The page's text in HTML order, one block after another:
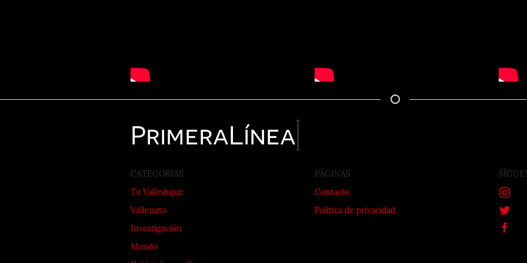
PrimeraLínea
CATEGORIAS
Tu Valledupar
Vallenato
Investigación
Mundo
PÁGINAS
Contacto
Política de privacidad